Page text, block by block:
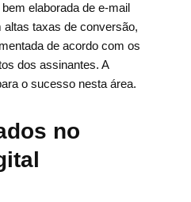
elaborada de e-mail
altas taxas de conversão,
de acordo com os
dos assinantes. A
o sucesso nesta área.
no